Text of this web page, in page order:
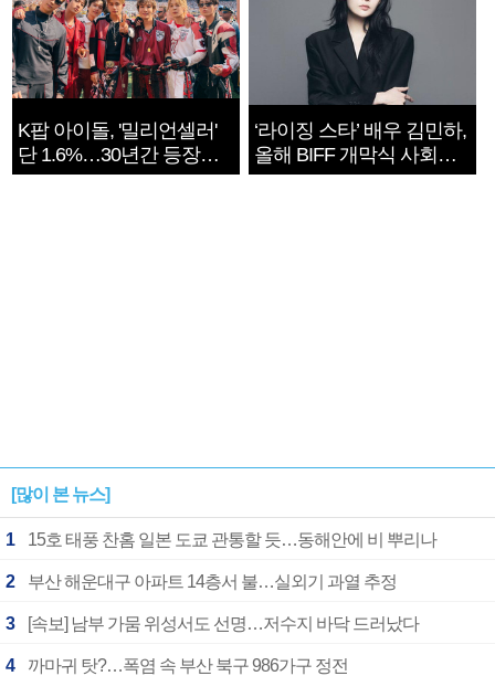
K팝 아이돌, '밀리언셀러'
단 1.6%…30년간 등장
1182개팀 전수조사
‘라이징 스타’ 배우 김민하,
올해 BIFF 개막식 사회자
확정
[많이 본 뉴스]
1 15호 태풍 찬홈 일본 도쿄 관통할 듯…동해안에 비 뿌리나
2 부산 해운대구 아파트 14층서 불…실외기 과열 추정
3 [속보] 남부 가뭄 위성서도 선명…저수지 바닥 드러났다
4 까마귀 탓?…폭염 속 부산 북구 986가구 정전